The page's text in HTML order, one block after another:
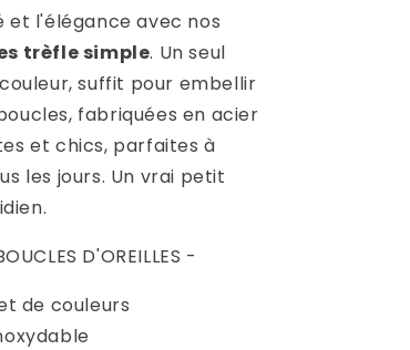
l'élégance avec nos
trèfle simple. Un seul
suffit pour embellir
fabriquées en acier
et chics, parfaites à
les jours. Un vrai petit
D'OREILLES -
de couleurs